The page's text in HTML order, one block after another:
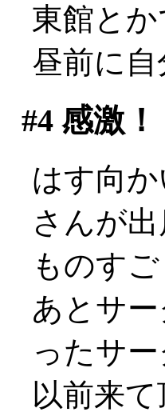
東館と
昼前に
#4感激！
はす向
さんが
ものす
あとサ
ったサ
以前来